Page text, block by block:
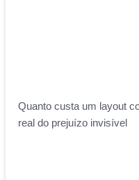
Quanto custa um layout
real do prejuízo invisível